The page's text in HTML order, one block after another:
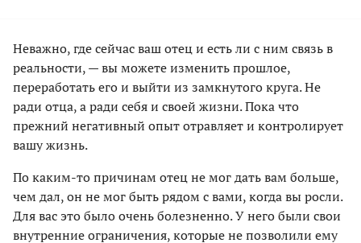
Неважно, где сейчас ваш отец и есть ли с ним связь в
реальности, — вы можете изменить прошлое,
переработать его и выйти из замкнутого круга. Не
ради отца, а ради себя и своей жизни. Пока что
прежний негативный опыт отравляет и контролирует
вашу жизнь.
По каким-то причинам отец не мог дать вам больше,
чем дал, он не мог быть рядом с вами, когда вы росли.
Для вас это было очень болезненно. У него были свои
внутренние ограничения, которые не позволили ему